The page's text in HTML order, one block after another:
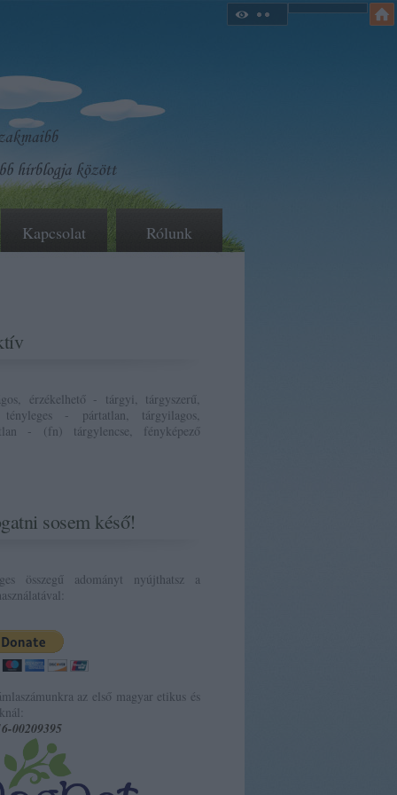
Kapcsolat Rólunk
érzékelhető - tárgyi, tárgyszerű,
tényleges - pártatlan, tárgyilagos,
- (fn) tárgylencse, fényképező
sosem késő!
összegű adományt nyújthatsz a
az első magyar etikus és
00209395